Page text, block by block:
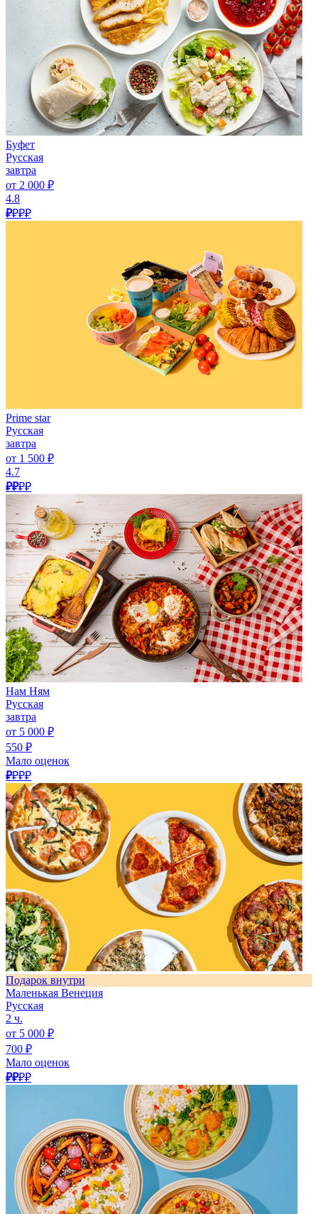
Буфет
Русская
завтра
от 2 000 ₽
4.8
₽₽₽₽
Prime star
Русская
завтра
от 1 500 ₽
4.7
₽₽₽₽
Нам Ням
Русская
завтра
от 5 000 ₽
550 ₽
Мало оценок
₽₽₽₽
Подарок внутри
Маленькая Венеция
Русская
2 ч.
от 5 000 ₽
700 ₽
Мало оценок
₽₽₽₽